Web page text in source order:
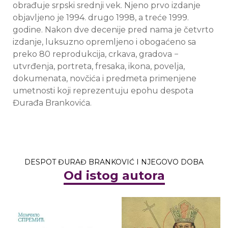
obrađuje srpski srednji vek. Njeno prvo izdanje
objavljeno je 1994. drugo 1998, a treće 1999.
godine. Nakon dve decenije pred nama je četvrto
izdanje, luksuzno opremljeno i obogaćeno sa
preko 80 reprodukcija, crkava, gradova −
utvrđenja, portreta, fresaka, ikona, povelja,
dokumenata, novčića i predmeta primenjene
umetnosti koji reprezentuju epohu despota
Đurađa Brankovića.
DESPOT ĐURAĐ BRANKOVIĆ I NJEGOVO DOBA
Od istog autora